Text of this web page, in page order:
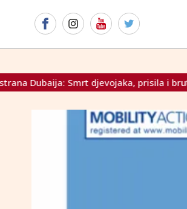
djevojaka, prisila i brutalni fetiši